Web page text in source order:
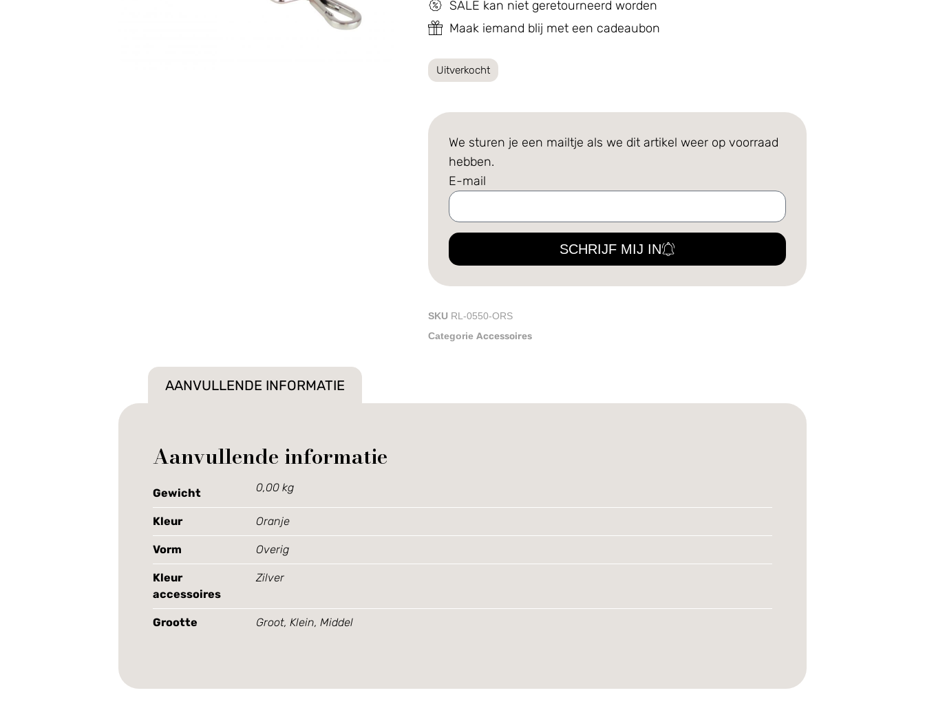
SALE kan niet geretourneerd worden
Maak iemand blij met een cadeaubon
Uitverkocht
We sturen je een mailtje als we dit artikel weer op voorraad
hebben.
E-mail
SCHRIJF MIJ IN
SKU RL-0550-ORS
Categorie Accessoires
AANVULLENDE INFORMATIE
Aanvullende informatie
Gewicht 0,00 kg
Kleur Oranje
Vorm Overig
Kleur
accessoires
Zilver
Grootte Groot, Klein, Middel